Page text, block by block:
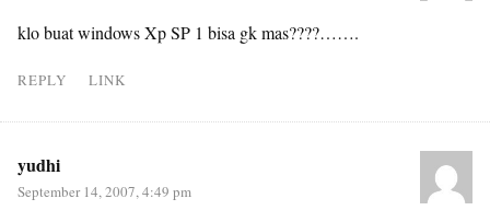
klo buat windows Xp SP 1 bisa gk mas????…….
REPLY LINK
yudhi
September 14, 2007, 4:49 pm